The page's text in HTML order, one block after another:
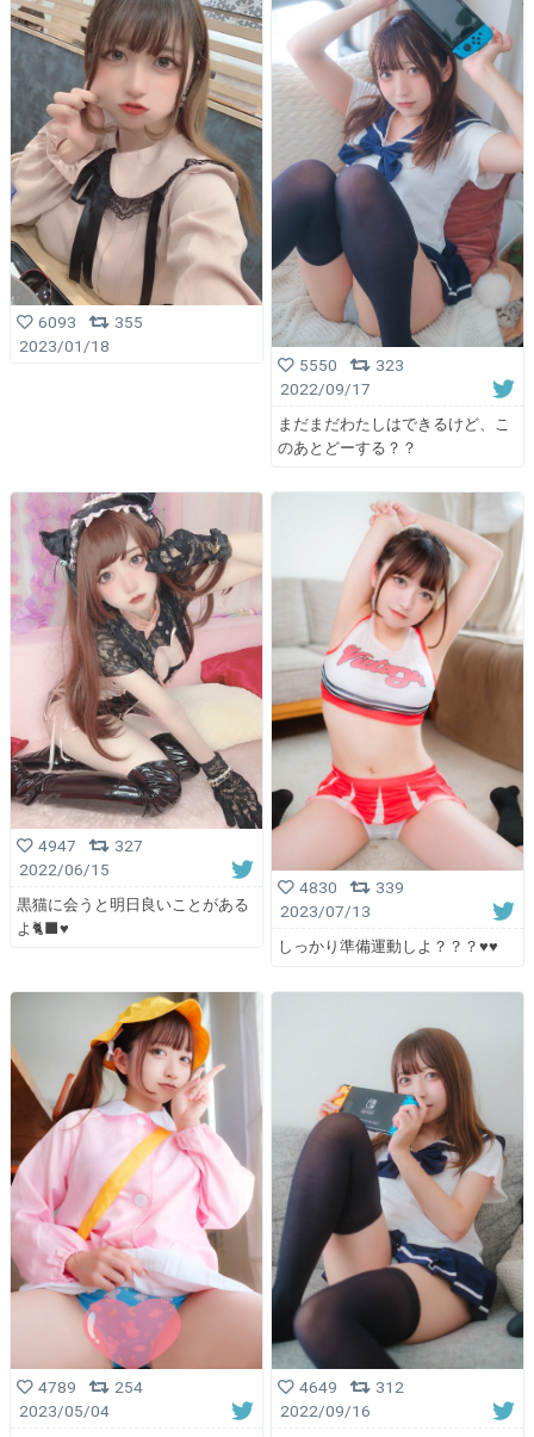
6093
355
2023/01/18
5550
323
2022/09/17
まだまだわたしはできるけど、こ
のあとどーする？？
4947
327
2022/06/15
黒猫に会うと明日良いことがある
よ🐈‍⬛♥
4830
339
2023/07/13
しっかり準備運動しよ？？？♥️♥️
4789
254
2023/05/04
4649
312
2022/09/16